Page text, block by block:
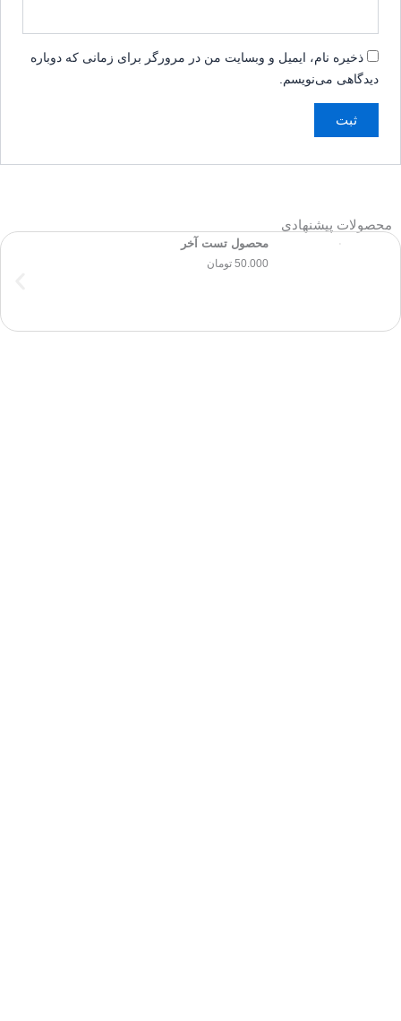
ذخیره نام، ایمیل و وبسایت من در مرورگر برای زمانی که دوباره
دیدگاهی می‌نویسم.
محصولات پیشنهادی
محصول تست آخر
50.000 تومان